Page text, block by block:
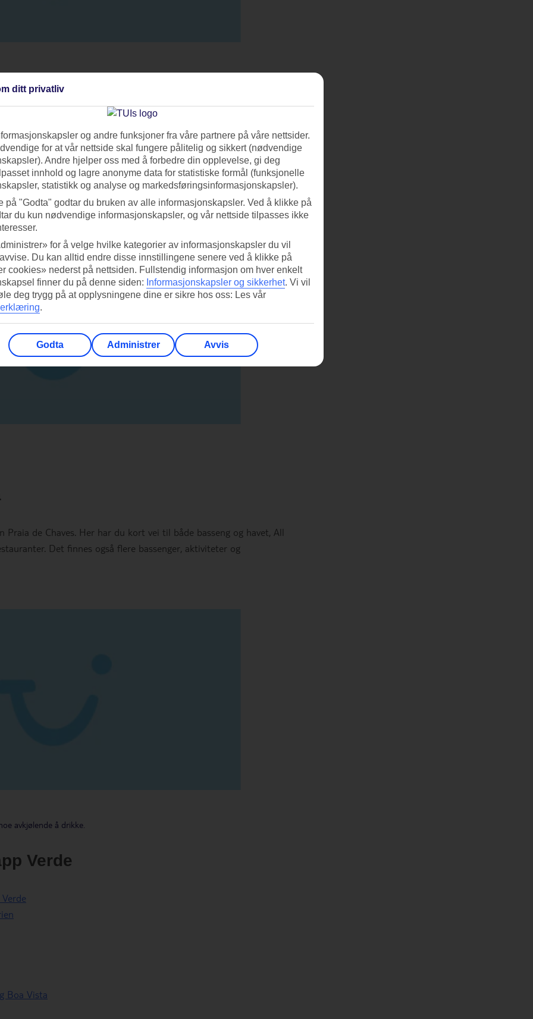
Maria, på øya Sal, bor du rett ved sanddynene og nær stranden.
stort utvalg av aktiviteter. Hotellet har flere bassenger,
barneklubb, noe som gjør dette hotellet til et godt valg for
Praia de Chaves. Her har du kort vei til både basseng og havet, All
Det finnes også flere bassenger, aktiviteter og
avkjølende å drikke.
Verde
Boa Vista
ditt privatliv
og andre funksjoner fra våre partnere på våre nettsider.
for at vår nettside skal fungere pålitelig og sikkert (nødvendige
Andre hjelper oss med å forbedre din opplevelse, gi deg
innhold og lagre anonyme data for statistiske formål (funksjonelle
statistikk og analyse og markedsføringsinformasjonskapsler).
på "Godta" godtar du bruken av alle informasjonskapsler. Ved å klikke på
du kun nødvendige informasjonskapsler, og vår nettside tilpasses ikke
for å velge hvilke kategorier av informasjonskapsler du vil
Du kan alltid endre disse innstillingene senere ved å klikke på
cookies» nederst på nettsiden. Fullstendig informasjon om hver enkelt
finner du på denne siden: Informasjonskapsler og sikkerhet. Vi vil
deg trygg på at opplysningene dine er sikre hos oss: Les vår
.
Godta Administrer Avvis